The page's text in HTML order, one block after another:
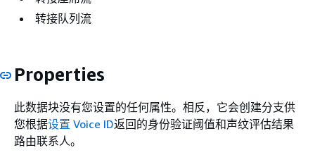
转接队列流
Properties
此数据块没有您设置的任何属性。相反，它会创建分支供
您根据设置 Voice ID返回的身份验证阈值和声纹评估结果
路由联系人。